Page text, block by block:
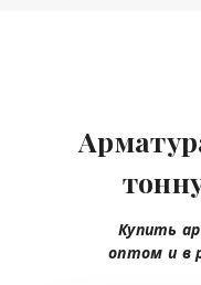
Купить
оптом и в